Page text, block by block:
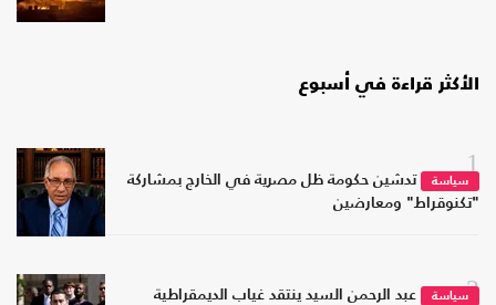
الأكثر قراءة في أسبوع
1
سياسة
تدشين حكومة ظل مصرية في الخارج بمشاركة
"تكنوقراط" ومعارضين
2سياسة
عبد الرحمن السيد ينتقد غياب الديمقراطية